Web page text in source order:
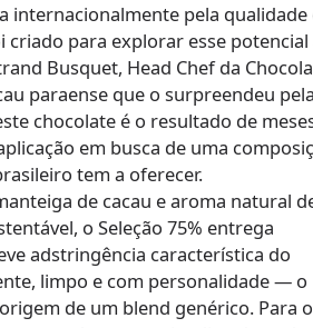
internacionalmente pela qualidade
criado para explorar esse potencial
Busquet, Head Chef da
paraense que o surpreendeu pela
chocolate é o resultado de
em busca de uma
tem a oferecer.
de cacau e aroma natural
o Seleção 75% entrega
adstringência característica do
limpo e com personalidade — o
de um blend genérico. Para o